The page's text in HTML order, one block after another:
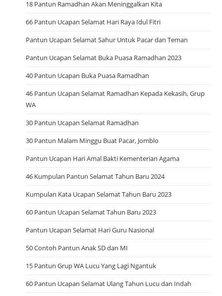
18 Pantun Ramadhan Akan Meninggalkan Kita
66 Pantun Ucapan Selamat Hari Raya Idul Fitri
Pantun Ucapan Selamat Sahur Untuk Pacar dan Teman
Pantun Ucapan Selamat Buka Puasa Ramadhan 2023
40 Pantun Ucapan Buka Puasa Ramadhan
46 Pantun Ucapan Selamat Ramadhan Kepada Kekasih, Grup
WA
30 Pantun Ucapan Selamat Ramadhan
30 Pantun Malam Minggu Buat Pacar, Jomblo
Pantun Ucapan Hari Amal Bakti Kementerian Agama
46 Kumpulan Pantun Selamat Tahun Baru 2024
Kumpulan Kata Ucapan Selamat Tahun Baru 2023
60 Pantun Ucapan Selamat Tahun Baru 2023
Pantun Ucapan Selamat Hari Guru Nasional
50 Contoh Pantun Anak SD dan MI
15 Pantun Grup WA Lucu Yang Lagi Ngantuk
60 Pantun Ucapan Selamat Ulang Tahun Lucu dan Indah